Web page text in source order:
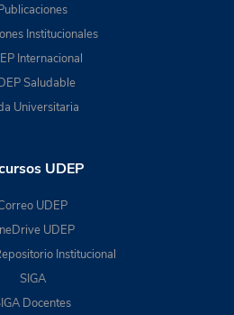
Institucionales
Internacional
Saludable
Universitaria
UDEP
UDEP
UDEP
Institucional
SIGA
Docentes